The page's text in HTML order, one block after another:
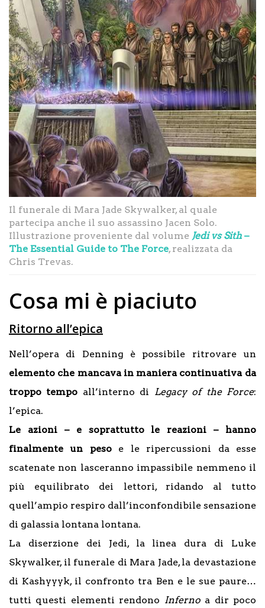
Il funerale di Mara Jade Skywalker, al quale
partecipa anche il suo assassino Jacen Solo.
Illustrazione proveniente dal volume Jedi vs Sith –
The Essential Guide to The Force, realizzata da
Chris Trevas.
Cosa mi è piaciuto
Ritorno all’epica
Nell’opera di Denning è possibile ritrovare un
elemento che mancava in maniera continuativa da
troppo tempo all’interno di Legacy of the Force:
l’epica.
Le azioni – e soprattutto le reazioni – hanno
finalmente un pesoe le ripercussioni da esse
scatenate non lasceranno impassibile nemmeno il
più equilibrato dei lettori, ridando al tutto
quell’ampio respiro dall’inconfondibile sensazione
di galassia lontana lontana.
La diserzione dei Jedi, la linea dura di Luke
Skywalker, il funerale di Mara Jade, la devastazione
di Kashyyyk, il confronto tra Ben e le sue paure…
tutti questi elementi rendono Infernoa dir poco